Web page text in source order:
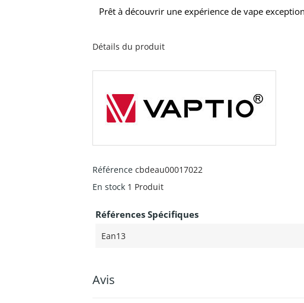
Prêt à découvrir une expérience de vape
Détails du produit
Référence cbdeau00017022
En stock 1 Produit
Références Spécifiques
Ean13
Avis